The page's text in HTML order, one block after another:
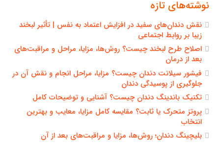
نوشته‌های تازه
نقش دندان‌های سفید در افزایش اعتماد به نفس | تأثیر لبخند
زیبا بر روابط اجتماعی
اصلاح طرح لبخند چیست؟ روش‌ها، مزایا، مراحل و مراقبت‌های
بعد از درمان
فیشور سیلانت دندان چیست؟ مزایا، مراحل انجام و نقش آن در
جلوگیری از پوسیدگی دندان
تکنیک باندینگ دندان چیست؟ آشنایی و توضیحات کامل
پروتز متحرک یا ثابت؟ مقایسه کامل مزایا، معایب و بهترین
انتخاب
بلیچینگ دندان؛ روش‌ها، مزایا و مراقبت‌های بعد از آن